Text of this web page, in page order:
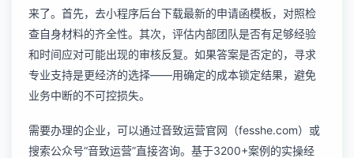
来了。首先，去小程序后台下载最新的申请函模板，对照检
查自身材料的齐全性。其次，评估内部团队是否有足够经验
和时间应对可能出现的审核反复。如果答案是否定的，寻求
专业支持是更经济的选择——用确定的成本锁定结果，避免
业务中断的不可控损失。
需要办理的企业，可以通过音致运营官网（fesshe.com）或
搜索公众号“音致运营”直接咨询。基于3200+案例的实操经